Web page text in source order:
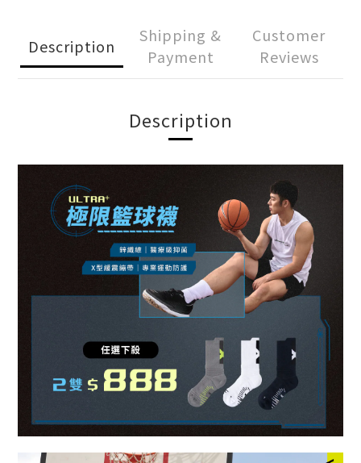
Description
Shipping &
Payment
Customer
Reviews
Description